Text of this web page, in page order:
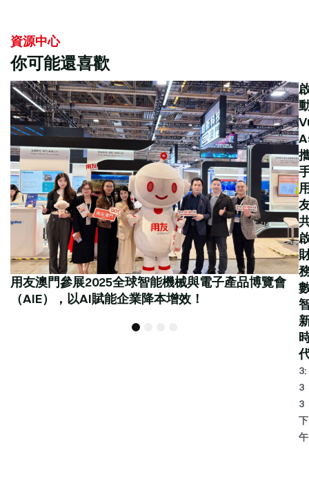
資源中心
你可能還喜歡
用友澳門參展2025全球智能機械與電子產品博覽會
（AIE），以AI賦能企業降本增效！
4
3:
3
3
下
午